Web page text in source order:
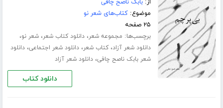
موضوع:کتاب‌های شعر نو
۲۵ صفحه
برچسب‌ها: مجموعه شعر،دانلود کتاب شعر،شعر نو،
دانلود شعر آزاد،کتاب شعر،دانلود شعر اجتماعی،دانلود
شعر بابک ناصح چافی،دانلود شعر آزاد
دانلود کتاب